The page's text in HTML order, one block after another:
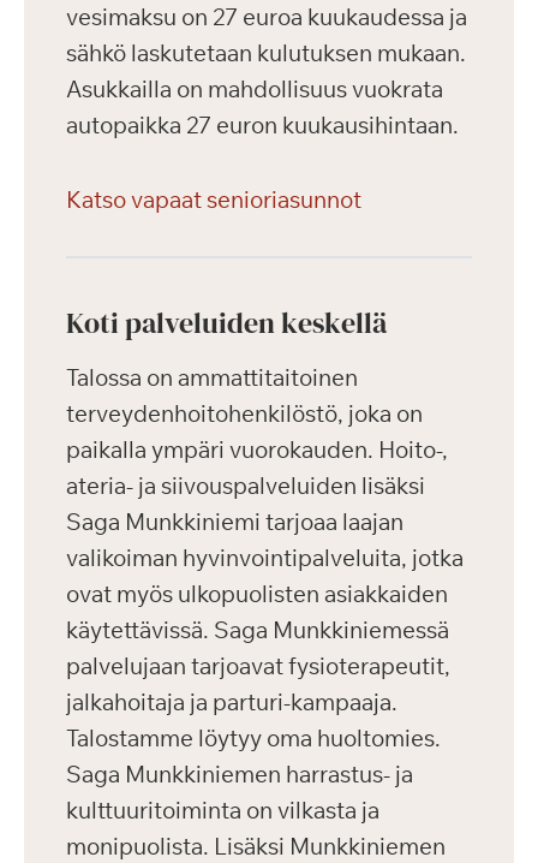
vesimaksu on 27 euroa kuukaudessa ja
sähkö laskutetaan kulutuksen mukaan.
Asukkailla on mahdollisuus vuokrata
autopaikka 27 euron kuukausihintaan.
Katso vapaat senioriasunnot
Koti palveluiden keskellä
Talossa on ammattitaitoinen
terveydenhoitohenkilöstö, joka on
paikalla ympäri vuorokauden. Hoito-,
ateria- ja siivouspalveluiden lisäksi
Saga Munkkiniemi tarjoaa laajan
valikoiman hyvinvointipalveluita, jotka
ovat myös ulkopuolisten asiakkaiden
käytettävissä. Saga Munkkiniemessä
palvelujaan tarjoavat fysioterapeutit,
jalkahoitaja ja parturi-kampaaja.
Talostamme löytyy oma huoltomies.
Saga Munkkiniemen harrastus- ja
kulttuuritoiminta on vilkasta ja
monipuolista. Lisäksi Munkkiniemen